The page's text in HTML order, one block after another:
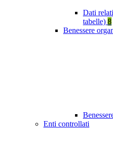
Dati
tabelle) 8
Benessere
Enti controllati